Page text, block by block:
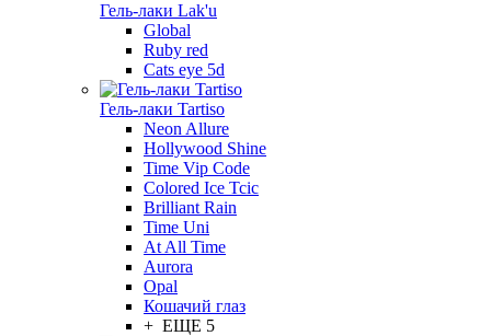
Гель-лаки Lak'u
Global
Ruby red
Cats eye 5d
Гель-лаки Tartiso
Neon Allure
Hollywood Shine
Time Vip Code
Colored Ice Tcic
Brilliant Rain
Time Uni
At All Time
Aurora
Opal
Кошачий глаз
+ ЕЩЕ 5